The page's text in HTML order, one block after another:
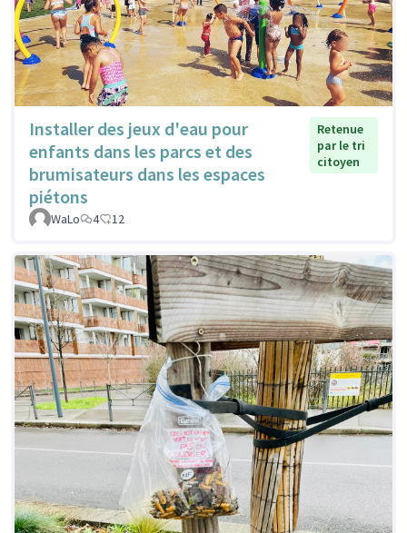
Installer des jeux d'eau pour
enfants dans les parcs et des
brumisateurs dans les espaces
piétons
Retenue
par le tri
citoyen
WaLo 4 12